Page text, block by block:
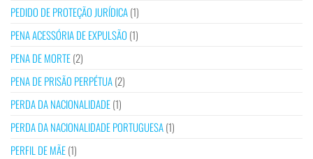
PEDIDO DE PROTEÇÃO JURÍDICA(1)
PENA ACESSÓRIA DE EXPULSÃO (1)
PENA DE MORTE(2)
PENA DE PRISÃO PERPÉTUA(2)
PERDA DA NACIONALIDADE(1)
PERDA DA NACIONALIDADE PORTUGUESA(1)
PERFIL DE MÃE(1)